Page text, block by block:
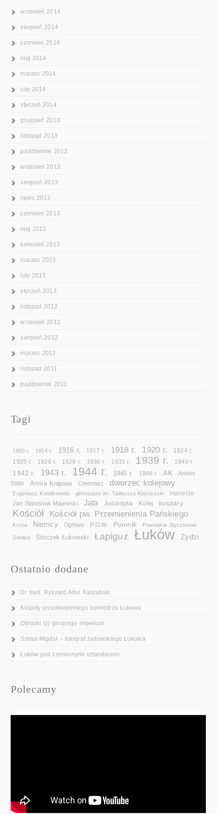
wrzesień 2014
sierpień 2014
czerwiec 2014
maj 2014
marzec 2014
luty 2014
styczeń 2014
grudzień 2013
listopad 2013
październik 2013
wrzesień 2013
sierpień 2013
lipiec 2013
czerwiec 2013
maj 2013
kwiecień 2013
marzec 2013
luty 2013
styczeń 2013
listopad 2012
wrzesień 2012
sierpień 2012
marzec 2012
listopad 2011
październik 2011
Tagi
1865 r. 1914 r. 1916 r. 1917 r. 1918 r. 1920 r. 1924 r.
1925 r. 1926 r. 1928 r. 1930 r. 1933 r. 1939 r. 1940 r.
1942 r. 1943 r. 1944 r. 1945 r. 1946 r. AK
Antoni
Stilkr
Armia Krajowa Cmentarz dworzec kolejowy
Eugeniusz Kwiatkowski gimnazjum im. Tadeusza Kościuszki Harcerze
Jan Stanisław Majewski Jata Judaistyka Kolej koszary
Kościół Kościół pw. Przemienienia Pańskiego
Krzna Niemcy Ogniwo P.O.W. Pomnik Powstanie Styczniowe
Siedlce Stoczek Łukowski Łapiguz Łuków Żydzi
Ostatnio dodane
Dr med. Ryszard Artur Kaszubski
Kłopoty przedwojennego burmistrza Łukowa
Obrazki (z) ginącego imperium
Szmul Migdał – fotograf żydowskiego Łukowa
Łuków pod czerwonymi sztandarami
Polecamy